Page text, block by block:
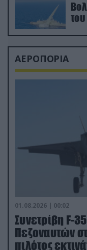
ΑΕΡΟΠΟΡΙΑ
01.08.2026 | 00:02
Συνετρίβη F-
Πεζοναυτών
πιλότος